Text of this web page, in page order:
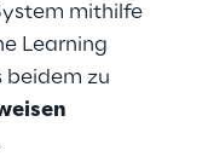
mithilfe
Learning
beidem zu